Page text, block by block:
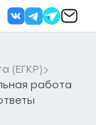
(ЕГКР)
работа